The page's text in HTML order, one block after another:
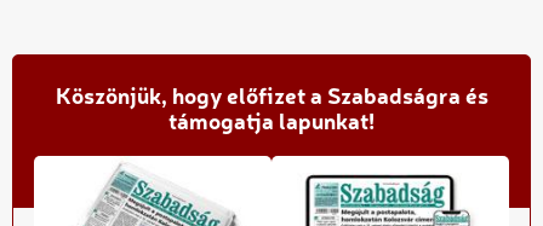
Köszönjük, hogy előfizet a Szabadságra és
támogatja lapunkat!